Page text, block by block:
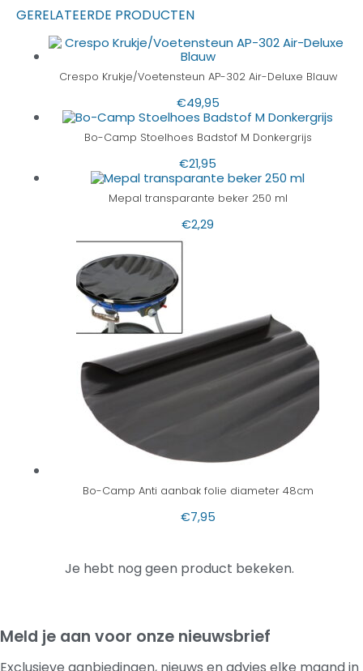
GERELATEERDE PRODUCTEN
Crespo Krukje/Voetensteun AP-302 Air-Deluxe Blauw
€49,95
Bo-Camp Stoelhoes Badstof M Donkergrijs
€21,95
Mepal transparante beker 250 ml
€2,29
Bo-Camp Anti aanbak folie diameter 48cm
€7,95
Je hebt nog geen product bekeken.
Meld je aan voor onze nieuwsbrief